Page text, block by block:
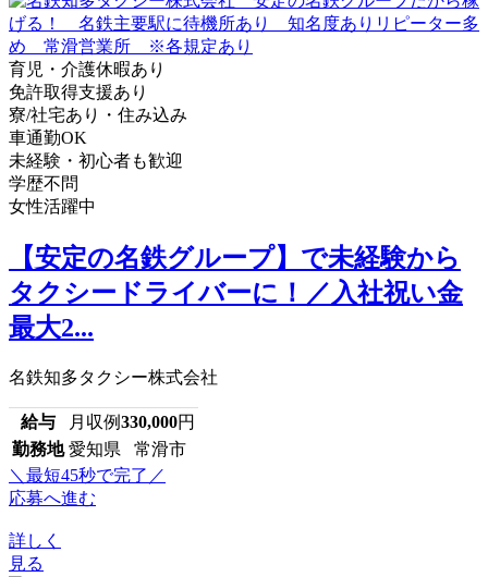
育児・介護休暇あり
免許取得支援あり
寮/社宅あり・住み込み
車通勤OK
未経験・初心者も歓迎
学歴不問
女性活躍中
【安定の名鉄グループ】で未経験から
タクシードライバーに！／入社祝い金
最大2...
名鉄知多タクシー株式会社
給与 月収例330,000円
勤務地 愛知県 常滑市
＼最短45秒で完了／
応募へ進む
詳しく
見る